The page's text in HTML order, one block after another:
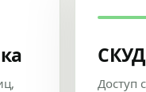
СКУД
Доступ